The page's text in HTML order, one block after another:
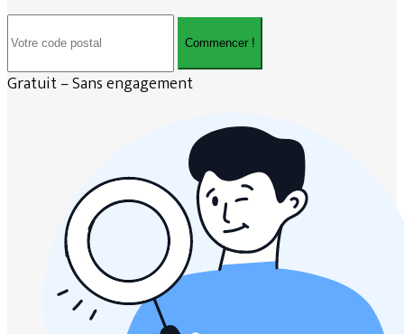
Commencer !
Gratuit – Sans engagement